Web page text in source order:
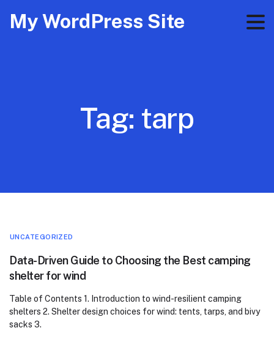
My WordPress Site
Tag: tarp
UNCATEGORIZED
Data-Driven Guide to Choosing the Best camping
shelter for wind
Table of Contents 1. Introduction to wind-resilient camping
shelters 2. Shelter design choices for wind: tents, tarps, and bivy
sacks 3.